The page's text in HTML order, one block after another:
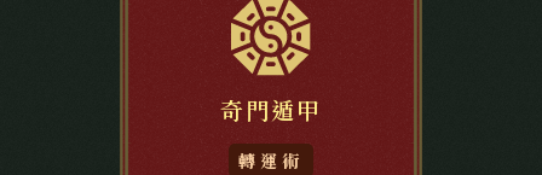
奇門遁甲
轉運術